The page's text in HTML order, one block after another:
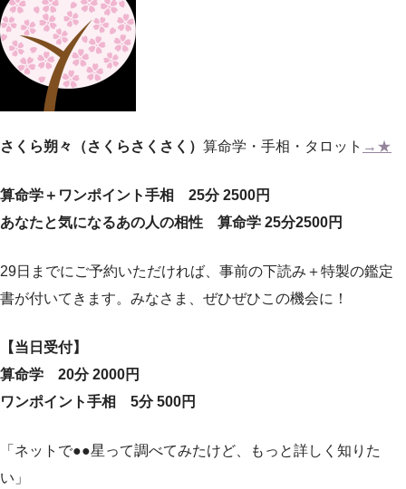
さくら朔々（さくらさくさく） 算命学・手相・タロット →★
算命学＋ワンポイント手相 25分 2500円
あなたと気になるあの人の相性 算命学 25分2500円
29日までにご予約いただければ、事前の下読み＋特製の鑑定
書が付いてきます。みなさま、ぜひぜひこの機会に！
【当日受付】
算命学 20分 2000円
ワンポイント手相 5分 500円
「ネットで●●星って調べてみたけど、もっと詳しく知りた
い」